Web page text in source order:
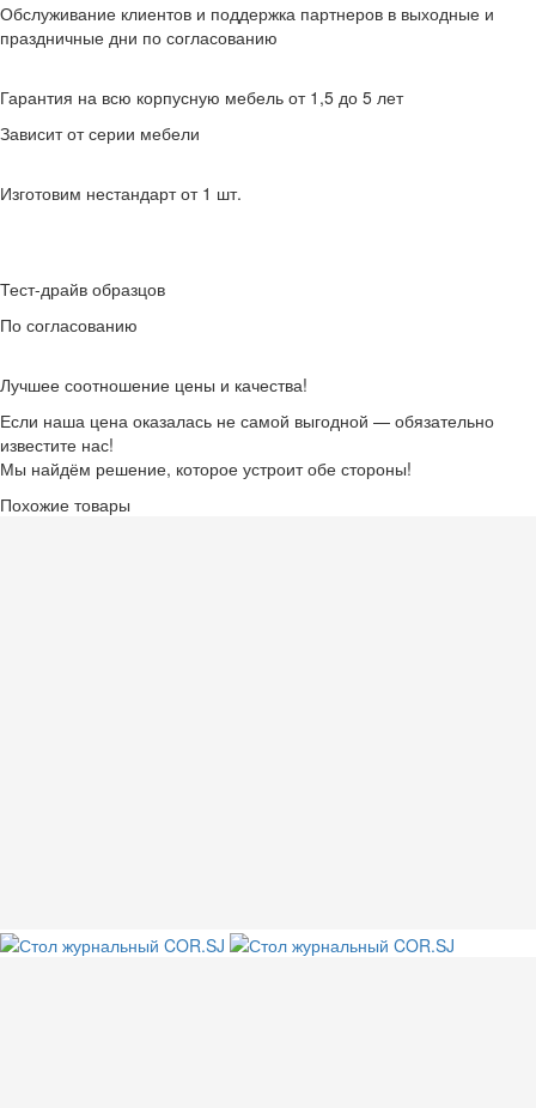
Обслуживание клиентов и поддержка партнеров в выходные и
праздничные дни по согласованию
Гарантия на всю корпусную мебель от 1,5 до 5 лет
Зависит от серии мебели
Изготовим нестандарт от 1 шт.
Тест-драйв образцов
По согласованию
Лучшее соотношение цены и качества!
Если наша цена оказалась не самой выгодной — обязательно
известите нас!
Мы найдём решение, которое устроит обе стороны!
Похожие товары